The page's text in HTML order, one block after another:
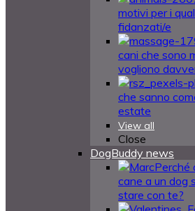
motivi per i
fidanzati/e
cani che sono
vogliono
che sanno
estate
View all
Close
DogBuddy news
Perché
cane a un dog
stare con te?